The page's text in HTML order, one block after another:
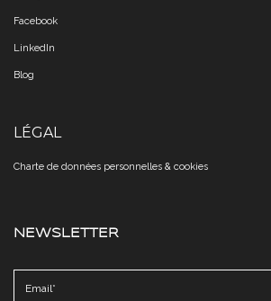
Facebook
LinkedIn
Blog
LÉGAL
Charte de données personnelles & cookies​​​​​​​
NEWSLETTER